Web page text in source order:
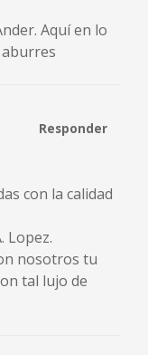
Aquí en lo
Responder
con la calidad
Lopez.
nosotros tu
tal lujo de